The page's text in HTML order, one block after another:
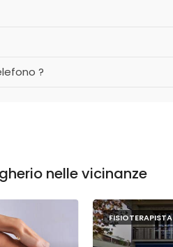
?
nelle vicinanze
FISIOTERAPISTA